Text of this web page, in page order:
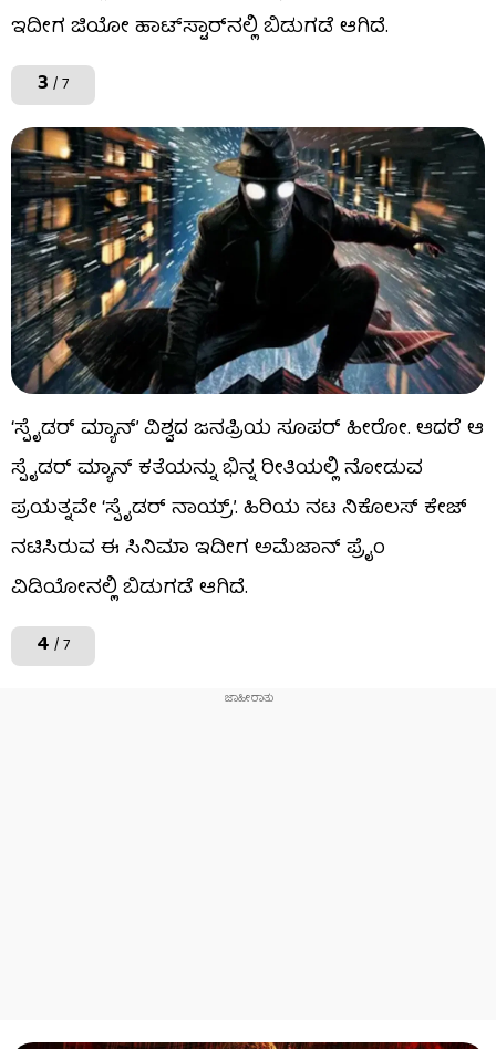
ಇದೀಗ ಜಿಯೋ ಹಾಟ್​​ಸ್ಟಾರ್​​ನಲ್ಲಿ ಬಿಡುಗಡೆ ಆಗಿದೆ.
3 / 7
‘ಸ್ಪೈಡರ್ ಮ್ಯಾನ್’ ವಿಶ್ವದ ಜನಪ್ರಿಯ ಸೂಪರ್ ಹೀರೋ. ಆದರೆ ಆ
ಸ್ಪೈಡರ್ ಮ್ಯಾನ್ ಕತೆಯನ್ನು ಭಿನ್ನ ರೀತಿಯಲ್ಲಿ ನೋಡುವ
ಪ್ರಯತ್ನವೇ ‘ಸ್ಪೈಡರ್ ನಾಯ್ರ್’. ಹಿರಿಯ ನಟ ನಿಕೊಲಸ್ ಕೇಜ್
ನಟಿಸಿರುವ ಈ ಸಿನಿಮಾ ಇದೀಗ ಅಮೆಜಾನ್ ಪ್ರೈಂ
ವಿಡಿಯೋನಲ್ಲಿ ಬಿಡುಗಡೆ ಆಗಿದೆ.
4 / 7